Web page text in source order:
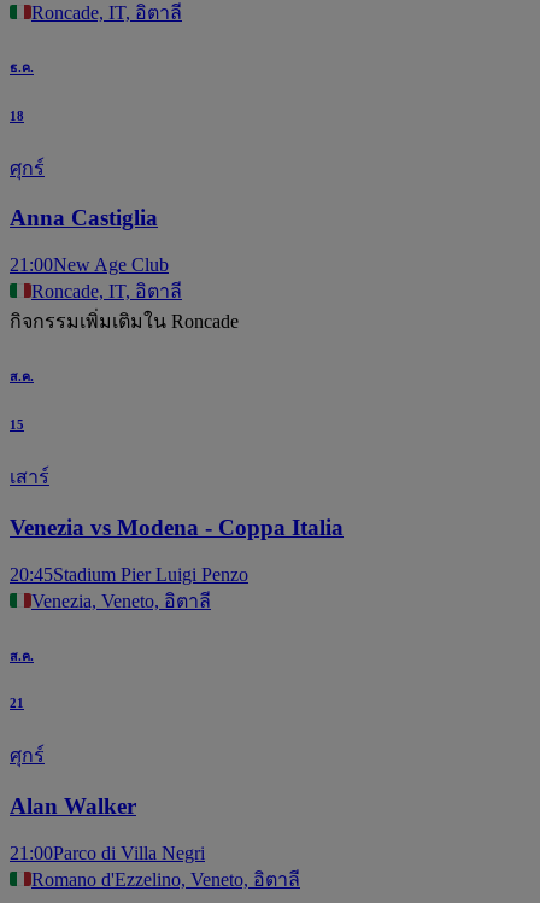
Roncade, IT, อิตาลี
ธ.ค.
18
ศุกร์
Anna Castiglia
21:00New Age Club
Roncade, IT, อิตาลี
กิจกรรมเพิ่มเติมใน Roncade
ส.ค.
15
เสาร์
Venezia vs Modena - Coppa Italia
20:45Stadium Pier Luigi Penzo
Venezia, Veneto, อิตาลี
ส.ค.
21
ศุกร์
Alan Walker
21:00Parco di Villa Negri
Romano d'Ezzelino, Veneto, อิตาลี